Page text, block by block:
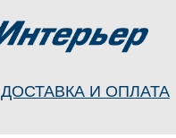
ДОСТАВКА И ОПЛАТА